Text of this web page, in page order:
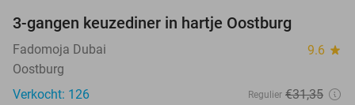
3-gangen keuzediner in hartje Oostburg
Fadomoja Dubai 9.6 star
Oostburg
Verkocht: 126
Regulier €31,35